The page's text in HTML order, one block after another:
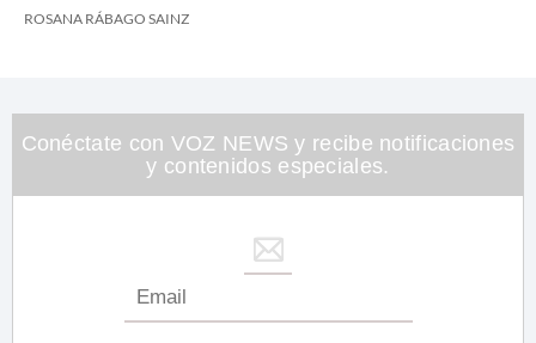
ROSANA RÁBAGO SAINZ
Conéctate con VOZ NEWS y recibe notificaciones
y contenidos especiales.